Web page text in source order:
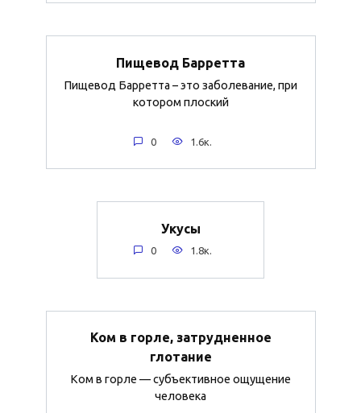
Пищевод Барретта
Пищевод Барретта – это заболевание, при
котором плоский
0 1.6к.
Укусы
0 1.8к.
Ком в горле, затрудненное
глотание
Ком в горле — субъективное ощущение
человека